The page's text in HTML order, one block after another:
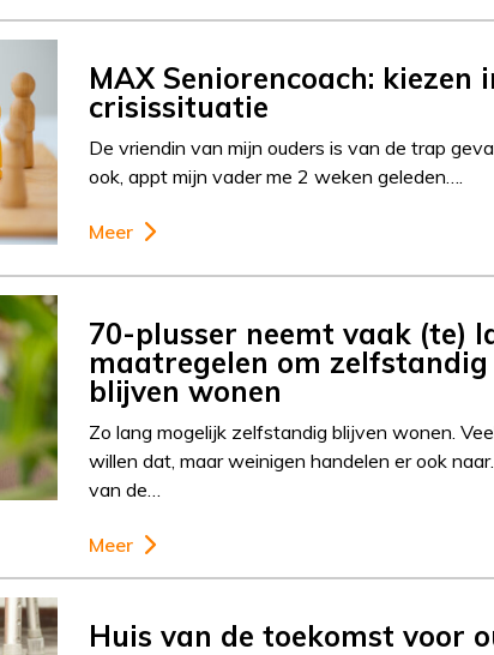
MAX Seniorencoach: kiezen
crisissituatie
De vriendin van mijn ouders is van de trap
ook, appt mijn vader me 2 weken geleden….
Meer
70-plusser neemt vaak (te)
maatregelen om zelfstandig
blijven wonen
Zo lang mogelijk zelfstandig blijven wonen.
willen dat, maar weinigen handelen er ook
van de…
Meer
Huis van de toekomst voor